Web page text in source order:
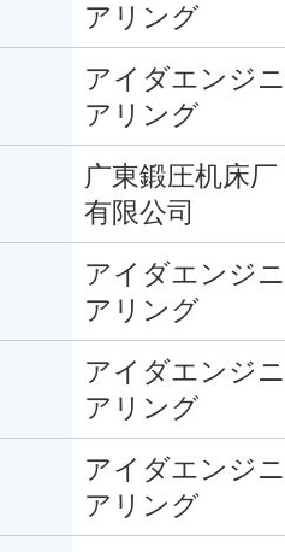
アリング
アイダエンジニ
アリング
广東鍛圧机床厂
有限公司
アイダエンジニ
アリング
アイダエンジニ
アリング
アイダエンジニ
アリング